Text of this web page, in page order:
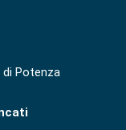
di Potenza